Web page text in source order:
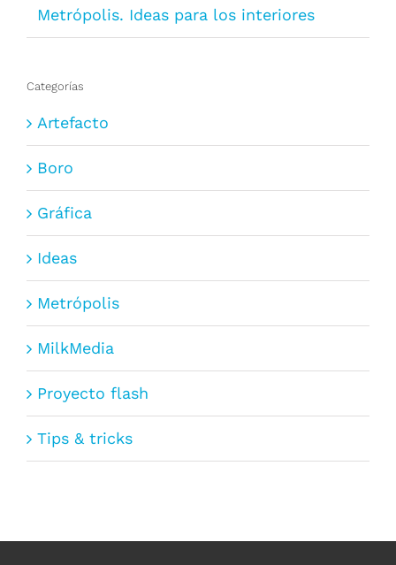
Metrópolis. Ideas para los interiores
Categorías
Artefacto
Boro
Gráfica
Ideas
Metrópolis
MilkMedia
Proyecto flash
Tips & tricks